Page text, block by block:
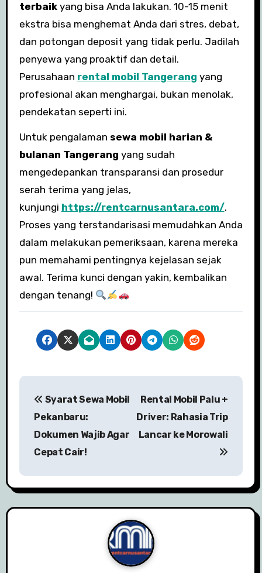
terbaikyang bisa Anda lakukan. 10-15 menit
ekstra bisa menghemat Anda dari stres, debat,
dan potongan deposit yang tidak perlu. Jadilah
penyewa yang proaktif dan detail.
Perusahaan rental mobil Tangerang yang
profesional akan menghargai, bukan menolak,
pendekatan seperti ini.
Untuk pengalaman sewa mobil harian &
bulanan Tangerang yang sudah
mengedepankan transparansi dan prosedur
serah terima yang jelas,
kunjungi https://rentcarnusantara.com/.
Proses yang terstandarisasi memudahkan Anda
dalam melakukan pemeriksaan, karena mereka
pun memahami pentingnya kejelasan sejak
awal. Terima kunci dengan yakin, kembalikan
dengan tenang!
N
g
a
Syarat Sewa Mobil
Pekanbaru:
Dokumen Wajib Agar
Cepat Cair!
Rental Mobil Palu +
Driver: Rahasia Trip
Lancar ke Morowali